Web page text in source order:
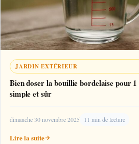
JARDIN EXTÉRIEUR
Bien doser la bouillie bordelaise pour
simple et sûr
dimanche 30 novembre 2025 11 min de lecture
Lire la suite